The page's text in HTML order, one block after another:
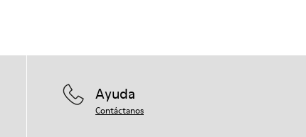
Ayuda
Contáctanos